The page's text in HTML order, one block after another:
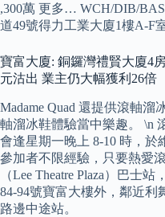
,300萬 更多… WCH/DIB/
道49號得力工業大廈1樓A-F
寶富大廈: 銅鑼灣禮賢大廈4
元沽出 業主仍大幅獲利26倍
Madame Quad 還提供滾軸
軸溜冰鞋體驗當中樂趣。 \n
會逢星期一晚上 8-10 時，於
參加者不限經驗，只要熱愛
（Lee Theatre Plaza）巴士
84-94號寶富大樓外，鄰近
路邊中途站。